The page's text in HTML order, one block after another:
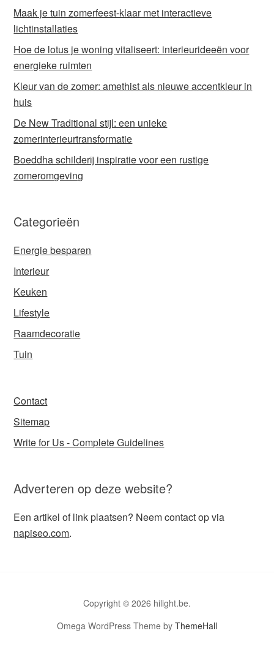
Maak je tuin zomerfeest-klaar met interactieve
lichtinstallaties
Hoe de lotus je woning vitaliseert: interieurideeën voor
energieke ruimten
Kleur van de zomer: amethist als nieuwe accentkleur in
huis
De New Traditional stijl: een unieke
zomerinterieurtransformatie
Boeddha schilderij inspiratie voor een rustige
zomeromgeving
Categorieën
Energie besparen
Interieur
Keuken
Lifestyle
Raamdecoratie
Tuin
Contact
Sitemap
Write for Us - Complete Guidelines
Adverteren op deze website?
Een artikel of link plaatsen? Neem contact op via
napiseo.com.
Copyright © 2026 hilight.be.
Omega WordPress Theme by ThemeHall